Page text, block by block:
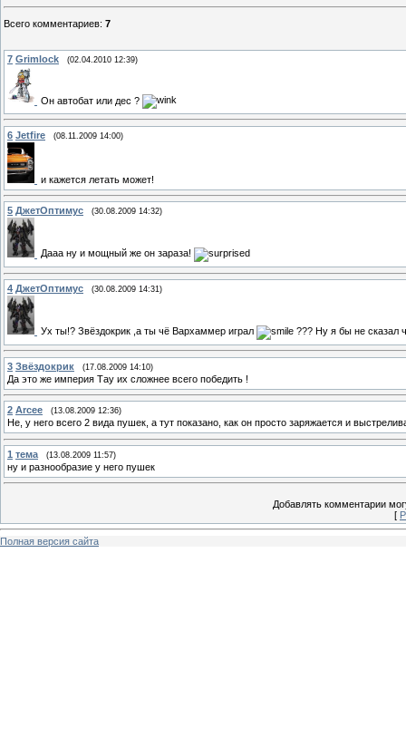
Всего комментариев: 7
7 Grimlock (02.04.2010 12:39)
Он автобат или дес ?
6 Jetfire (08.11.2009 14:00)
и кажется летать может!
5 ДжетОптимус (30.08.2009 14:32)
Дааа ну и мощный же он зараза!
4 ДжетОптимус (30.08.2009 14:31)
Ух ты!? Звёздокрик ,а ты чё Вархаммер играл ??? Ну я бы не сказал
3 Звёздокрик (17.08.2009 14:10)
Да это же империя Тау их сложнее всего победить !
2 Arcee (13.08.2009 12:36)
Не, у него всего 2 вида пушек, а тут показано, как он просто заряжается и
1 тема (13.08.2009 11:57)
ну и разнообразие у него пушек
Добавлять комментарии
[
Полная версия сайта